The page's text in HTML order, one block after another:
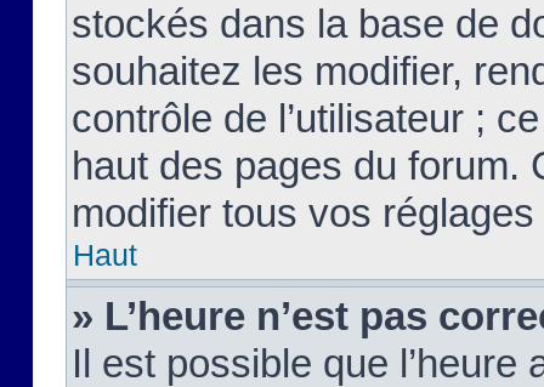
stockés dans la base de
souhaitez les modifier,
contrôle de l’utilisateur ;
haut des pages du forum.
modifier tous vos
Haut
» L’heure n’est pas
Il est possible que